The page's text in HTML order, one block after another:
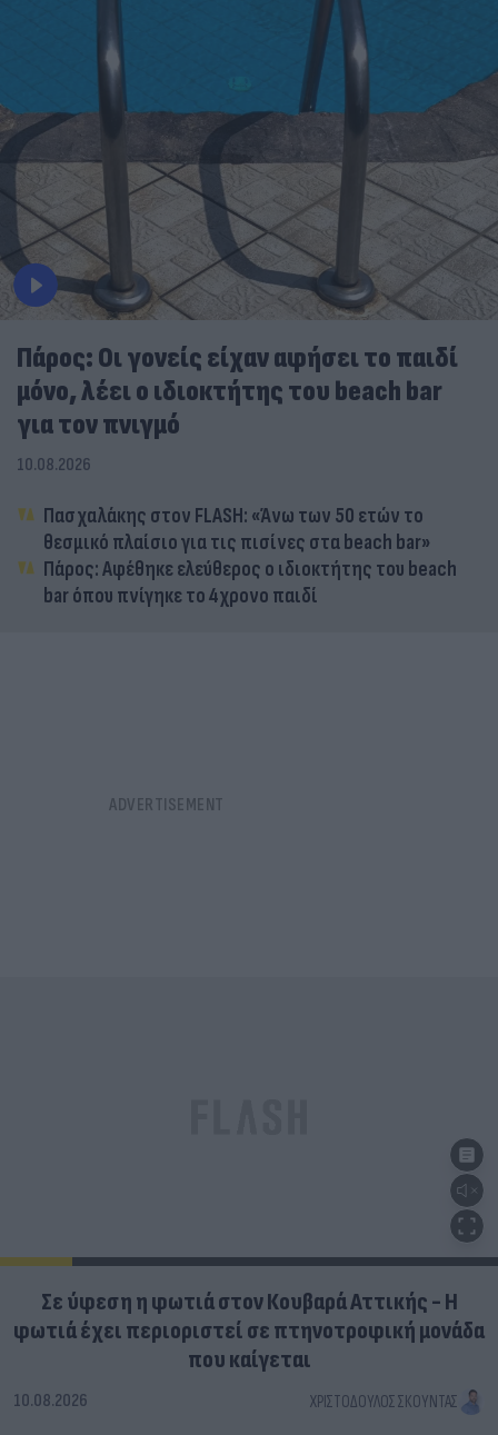
Πάρος: Οι γονείς είχαν αφήσει το παιδί
μόνο, λέει ο ιδιοκτήτης του beach bar
για τον πνιγμό
10.08.2026
Πασχαλάκης στον FLASH: «Άνω των 50 ετών το
θεσμικό πλαίσιο για τις πισίνες στα beach bar»
Πάρος: Αφέθηκε ελεύθερος ο ιδιοκτήτης του beach
bar όπου πνίγηκε το 4χρονο παιδί
Σε ύφεση η φωτιά στον Κουβαρά Αττικής - Η
φωτιά έχει περιοριστεί σε πτηνοτροφική μονάδα
που καίγεται
10.08.2026 ΧΡΙΣΤΌΔΟΥΛΟΣ ΣΚΟΎΝΤΑΣ